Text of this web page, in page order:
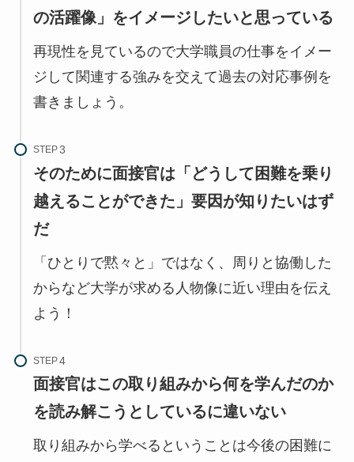
の活躍像」をイメージしたいと思っている
再現性を見ているので大学職員の仕事をイメー
ジして関連する強みを交えて過去の対応事例を
書きましょう。
STEP
そのために面接官は「どうして困難を乗り
越えることができた」要因が知りたいはず
だ
「ひとりで黙々と」ではなく、周りと協働した
からなど大学が求める人物像に近い理由を伝え
よう！
STEP
面接官はこの取り組みから何を学んだのか
を読み解こうとしているに違いない
取り組みから学べるということは今後の困難に